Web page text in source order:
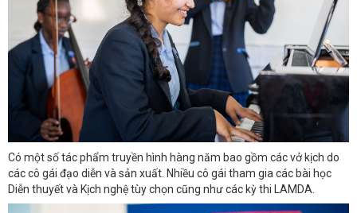
Có một số tác phẩm truyền hình hàng năm bao gồm các vở kịch do
các cô gái đạo diễn và sản xuất. Nhiều cô gái tham gia các bài học
Diễn thuyết và Kịch nghệ tùy chọn cũng như các kỳ thi LAMDA.